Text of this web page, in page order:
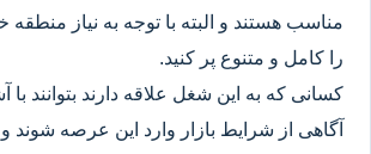
مناسب هستند و البته با توجه به نیاز منطقه
را کامل و متنوع پر کنید.
کسانی که به این شغل علاقه دارند بتوانند با
آگاهی از شرایط بازار وارد این عرصه